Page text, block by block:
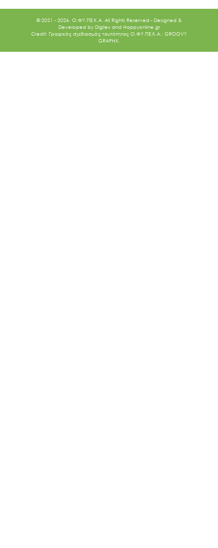
© 2021 - 2026. O.ΦΥ.ΠΕ.Κ.Α. All Rights Reserved - Designed &
Developed by Digilex and Happyonline.gr
Credit: Γραφικός σχεδιασμός ταυτότητας Ο.ΦΥ.ΠΕ.Κ.Α.: GROOVY
GRAPHX.